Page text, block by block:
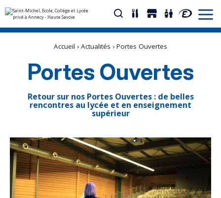
Aller
Outils
Accueil › Actualités › Portes Ouvertes
Portes Ouvertes
Retour sur nos Portes Ouvertes : de belles
rencontres au lycée et en enseignement
supérieur